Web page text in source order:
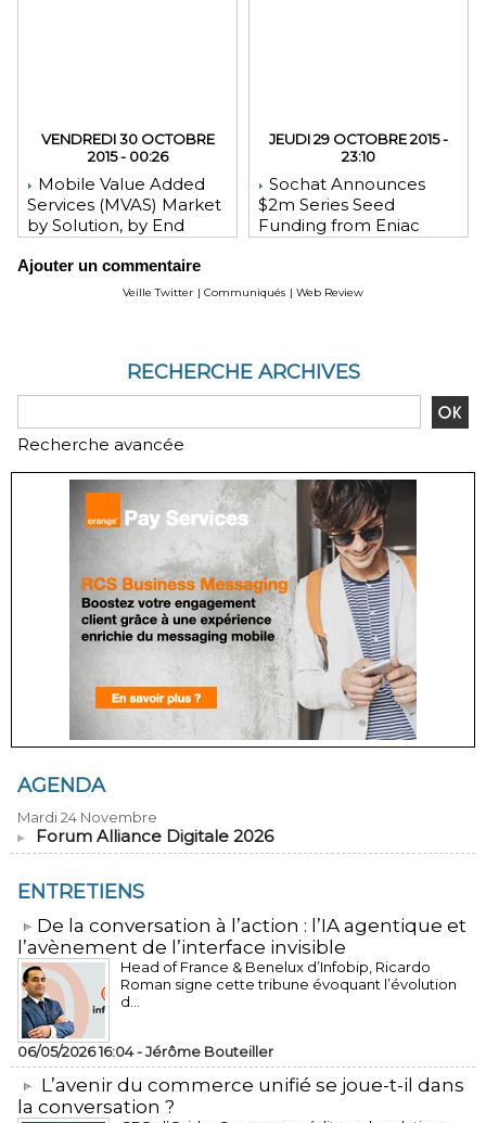
VENDREDI 30 OCTOBRE
2015 - 00:26
Mobile Value Added
Services (MVAS) Market
by Solution, by End
Geography - Global
Forecast and Analysis to
JEUDI 29 OCTOBRE 2015 -
23:10
Sochat Announces
$2m Series Seed
Funding from Eniac
Zhang
Ajouter un commentaire
Veille Twitter | Communiqués | Web Review
RECHERCHE ARCHIVES
Recherche avancée
AGENDA
Mardi 24 Novembre
Forum Alliance Digitale 2026
ENTRETIENS
​De la conversation à l’action : l’IA agentique et
l’avènement de l’interface invisible
Head of France & Benelux d’Infobip, Ricardo
Roman signe cette tribune évoquant l’évolution
d...
06/05/2026 16:04 -Jérôme Bouteiller
L’avenir du commerce unifié se joue-t-il dans
la conversation ?